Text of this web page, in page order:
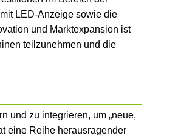
LED-Anzeige sowie die
und Marktexpansion ist
teilzunehmen und die
und zu integrieren, um „neue,
eine Reihe herausragender